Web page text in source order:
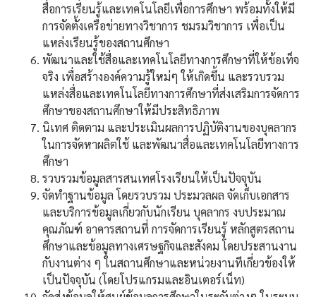
สื่อการเรียนรู้และเทคโนโลยีเพื่อการศึกษา พร้อมทั้งให้มี
การจัดตั้งเครือข่ายทางวิชาการ ชมรมวิชาการ เพื่อเป็น
แหล่งเรียนรู้ของสถานศึกษา
พัฒนาและใช้สื่อและเทคโนโลยีทางการศึกษาที่ให้ข้อเท็จ
จริง เพื่อสร้างองค์ความรู้ใหม่ๆ ให้เกิดขึ้น และรวบรวม
แหล่งสื่อและเทคโนโลยีทางการศึกษาที่ส่งเสริมการจัดการ
ศึกษาของสถานศึกษาให้มีประสิทธิภาพ
นิเทศ ติดตาม และประเมินผลการปฏิบัติงานของบุคลากร
ในการจัดหาผลิตใช้ และพัฒนาสื่อและเทคโนโลยีทางการ
ศึกษา
รวบรวมข้อมูลสารสนเทศโรงเรียนให้เป็นปัจจุบัน
จัดทำฐานข้อมูล โดยรวบรวม ประมวลผล จัดเก็บเอกสาร
และบริการข้อมูลเกี่ยวกับนักเรียน บุคลากร งบประมาณ
คุณภัณฑ์ อาคารสถานที่ การจัดการเรียนรู้ หลักสูตรสถาน
ศึกษาและข้อมูลทางเศรษฐกิจและสังคม โดยประสานงาน
กับงานต่าง ๆ ในสถานศึกษาและหน่วยงานทีเกี่ยวข้องให้
เป็นปัจจุบัน (โดยโปรแกรมและอินเตอร์เน็ท)